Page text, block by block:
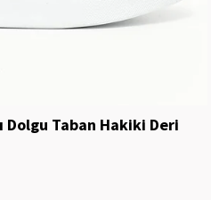
Dolgu Taban Hakiki Deri